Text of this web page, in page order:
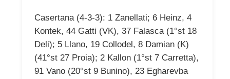
Casertana (4-3-3): 1 Zanellati; 6 Heinz, 4
Kontek, 44 Gatti (VK), 37 Falasca (1°st 18
Deli); 5 Llano, 19 Collodel, 8 Damian (K)
(41°st 27 Proia); 2 Kallon (1°st 7 Carretta),
91 Vano (20°st 9 Bunino), 23 Egharevba